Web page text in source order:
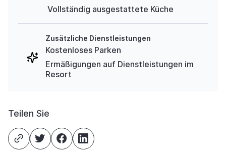
Vollständig ausgestattete Küche
Zusätzliche Dienstleistungen
Kostenloses Parken
Ermäßigungen auf Dienstleistungen im
Resort
Teilen Sie